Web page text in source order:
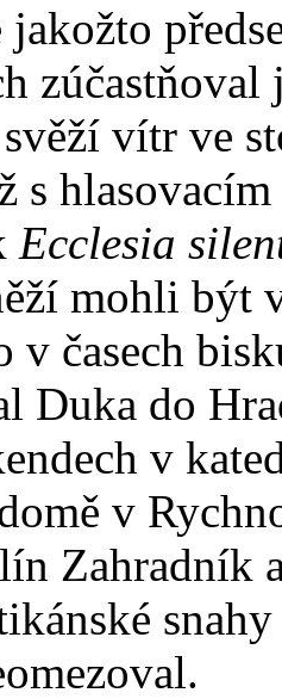
jakožto
vítr ve
s
Ecclesia
mohli být
v časech
Duka do
v
v
Zahradník